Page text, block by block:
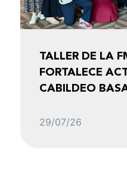
TALLER DE LA
FORTALECE
CABILDEO
29/07/26